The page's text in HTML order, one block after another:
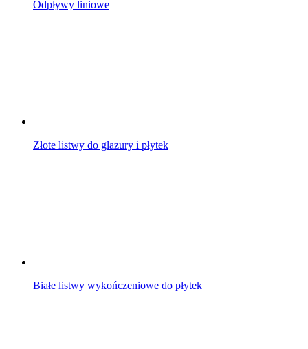
Odpływy liniowe
Złote listwy do glazury i płytek
Białe listwy wykończeniowe do płytek